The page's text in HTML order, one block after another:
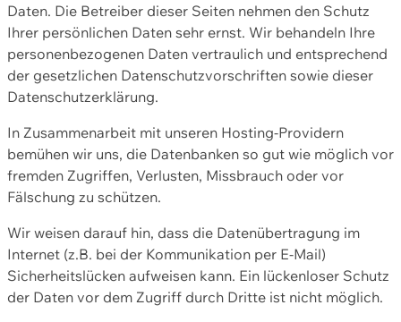
Daten. Die Betreiber dieser Seiten nehmen den Schutz
Ihrer persönlichen Daten sehr ernst. Wir behandeln Ihre
personenbezogenen Daten vertraulich und entsprechend
der gesetzlichen Datenschutzvorschriften sowie dieser
Datenschutzerklärung.
In Zusammenarbeit mit unseren Hosting-Providern
bemühen wir uns, die Datenbanken so gut wie möglich vor
fremden Zugriffen, Verlusten, Missbrauch oder vor
Fälschung zu schützen.
Wir weisen darauf hin, dass die Datenübertragung im
Internet (z.B. bei der Kommunikation per E-Mail)
Sicherheitslücken aufweisen kann. Ein lückenloser Schutz
der Daten vor dem Zugriff durch Dritte ist nicht möglich.